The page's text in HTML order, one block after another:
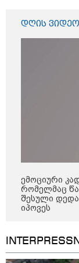
დღის ვიდეო
ემოციური
რომელმაც
შესული
იპოვეს